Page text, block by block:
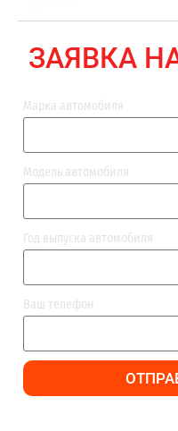
ЗАЯВКА
Марка автомобиля
Модель автомобиля
Год выпуска автомобиля
Ваш телефон